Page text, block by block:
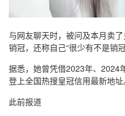
与网友聊天时，被问及本月卖
销冠，还称自己“很少有不是销
据悉，她曾凭借2023年、2024
登上全国热搜皇冠信用最新地址
此前报道